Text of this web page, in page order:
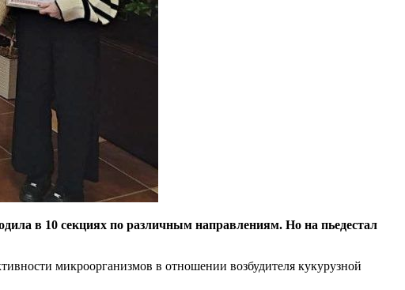
в 10 секциях по различным направлениям. Но на пьедестал
микроорганизмов в отношении возбудителя кукурузной